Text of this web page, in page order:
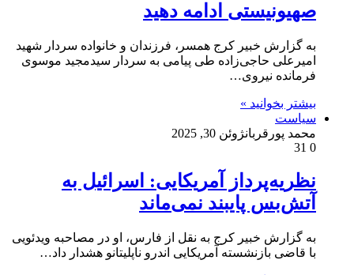
صهیونیستی ادامه دهید
به گزارش خبیر کرج همسر، فرزندان و خانواده سردار شهید
امیرعلی حاجی‌زاده طی پیامی به سردار سیدمجید موسوی
فرمانده نیروی…
بیشتر بخوانید »
سیاست
محمد پورقربانژوئن 30, 2025
0
نظریه‌پرداز آمریکایی: اسرائیل به
آتش‌بس پایبند نمی‌ماند
به گزارش خبیر کرج به نقل از فارس، او در مصاحبه ویدئویی
با قاضی بازنشسته آمریکایی اندرو ناپلیتانو هشدار داد…